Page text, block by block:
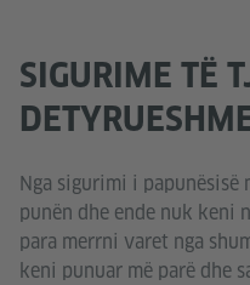
SIGURIME TË
Nga sigurimi i papunësisë
punën dhe ende nuk keni
para merrni varet nga
keni punuar më parë dhe